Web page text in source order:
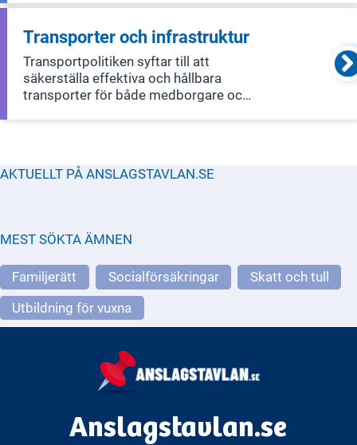
entreprenörskap, främja innovation
och säkerställa rättvis konkurrens.
Politiken inkluderar också specifik
Transporter och infrastruktur
Transportpolitiken syftar till att
säkerställa effektiva och hållbara
transporter för både medborgare och
AKTUELLT PÅ ANSLAGSTAVLAN.SE
MEST SÖKTA ÄMNEN
Familjerätt Socialförsäkringar
Skatt och tull
Utbildning för vuxna
Anslagstavlan.se